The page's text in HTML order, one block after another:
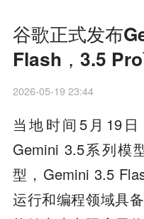
谷歌正式发布
Flash，3.5
2026-05-19 23:44
当地时间5月19
Gemini 3.5系列模
型，Gemini 3.5
运行和编程领域具